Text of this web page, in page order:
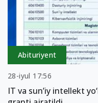
Abituriyent
28-iyul 17:56
IT va sun’iy intellekt